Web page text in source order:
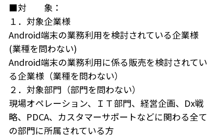
■対 象：
１．対象企業様
Android端末の業務利用を検討されている企業様
(業種を問わない)
Android端末の業務利用に係る販売を検討されてい
る企業様（業種を問わない）
２．対象部門（部門を問わない）
現場オペレーション、ＩＴ部門、経営企画、Dx戦
略、PDCA、カスタマーサポートなどに関わる全て
の部門に所属されている方